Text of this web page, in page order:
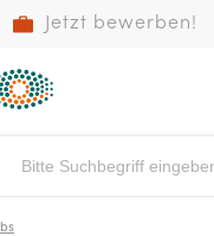
Jetzt bewerben!